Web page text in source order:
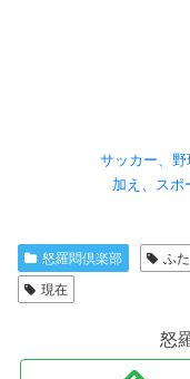
サッカー、
加え、スポ
怒羅悶倶楽部 ふ
現在
怒